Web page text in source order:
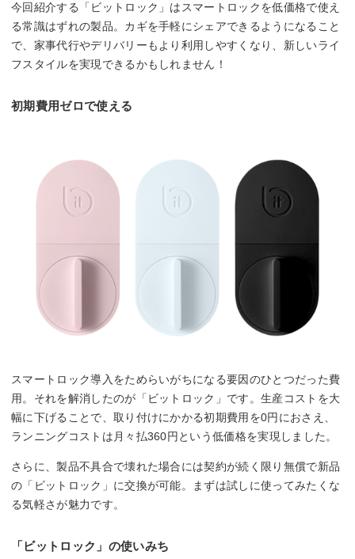
今回紹介する「ビットロック」はスマートロックを低価格で使え
る常識はずれの製品。カギを手軽にシェアできるようになること
で、家事代行やデリバリーもより利用しやすくなり、新しいライ
フスタイルを実現できるかもしれません！
初期費用ゼロで使える
スマートロック導入をためらいがちになる要因のひとつだった費
用。それを解消したのが「ビットロック」です。生産コストを大
幅に下げることで、取り付けにかかる初期費用を0円におさえ、
ランニングコストは月々払360円という低価格を実現しました。
さらに、製品不具合で壊れた場合には契約が続く限り無償で新品
の「ビットロック」に交換が可能。まずは試しに使ってみたくな
る気軽さが魅力です。
「ビットロック」の使いみち